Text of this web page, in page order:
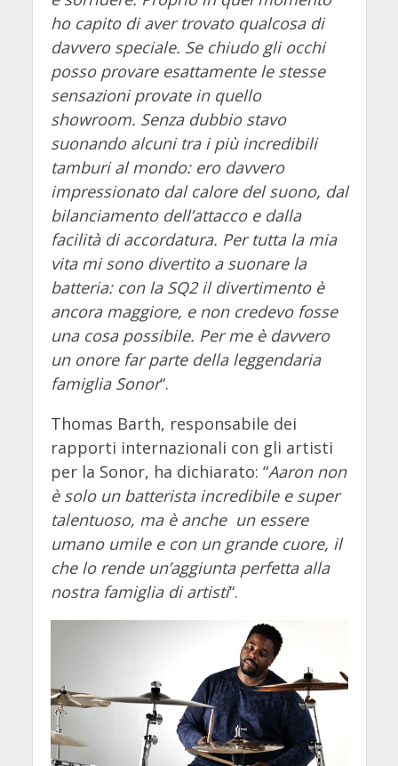
ho capito di aver trovato qualcosa di
davvero speciale. Se chiudo gli occhi
posso provare esattamente le stesse
sensazioni provate in quello
showroom. Senza dubbio stavo
suonando alcuni tra i più incredibili
tamburi al mondo: ero davvero
impressionato dal calore del suono, dal
bilanciamento dell’attacco e dalla
facilità di accordatura. Per tutta la mia
vita mi sono divertito a suonare la
batteria: con la SQ2 il divertimento è
ancora maggiore, e non credevo fosse
una cosa possibile. Per me è davvero
un onore far parte della leggendaria
famiglia Sonor“.
Thomas Barth, responsabile dei
rapporti internazionali con gli artisti
per la Sonor, ha dichiarato: “Aaron non
è solo un batterista incredibile e super
talentuoso, ma è anche un essere
umano umile e con un grande cuore, il
che lo rende un’aggiunta perfetta alla
nostra famiglia di artisti“.